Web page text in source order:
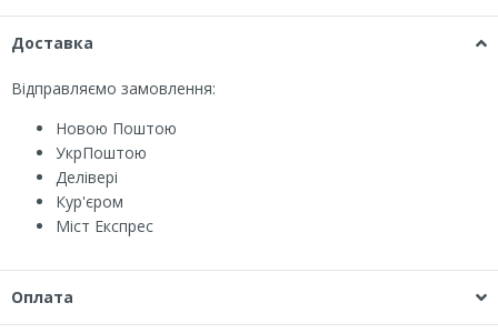
Доставка
Відправляємо замовлення:
Новою Поштою
УкрПоштою
Делівері
Кур'єром
Міст Експрес
Оплата